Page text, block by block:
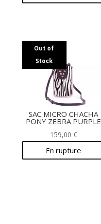
Out of
Stock
SAC MICRO CHACHA
PONY ZEBRA PURPLE
159,00 €
En rupture